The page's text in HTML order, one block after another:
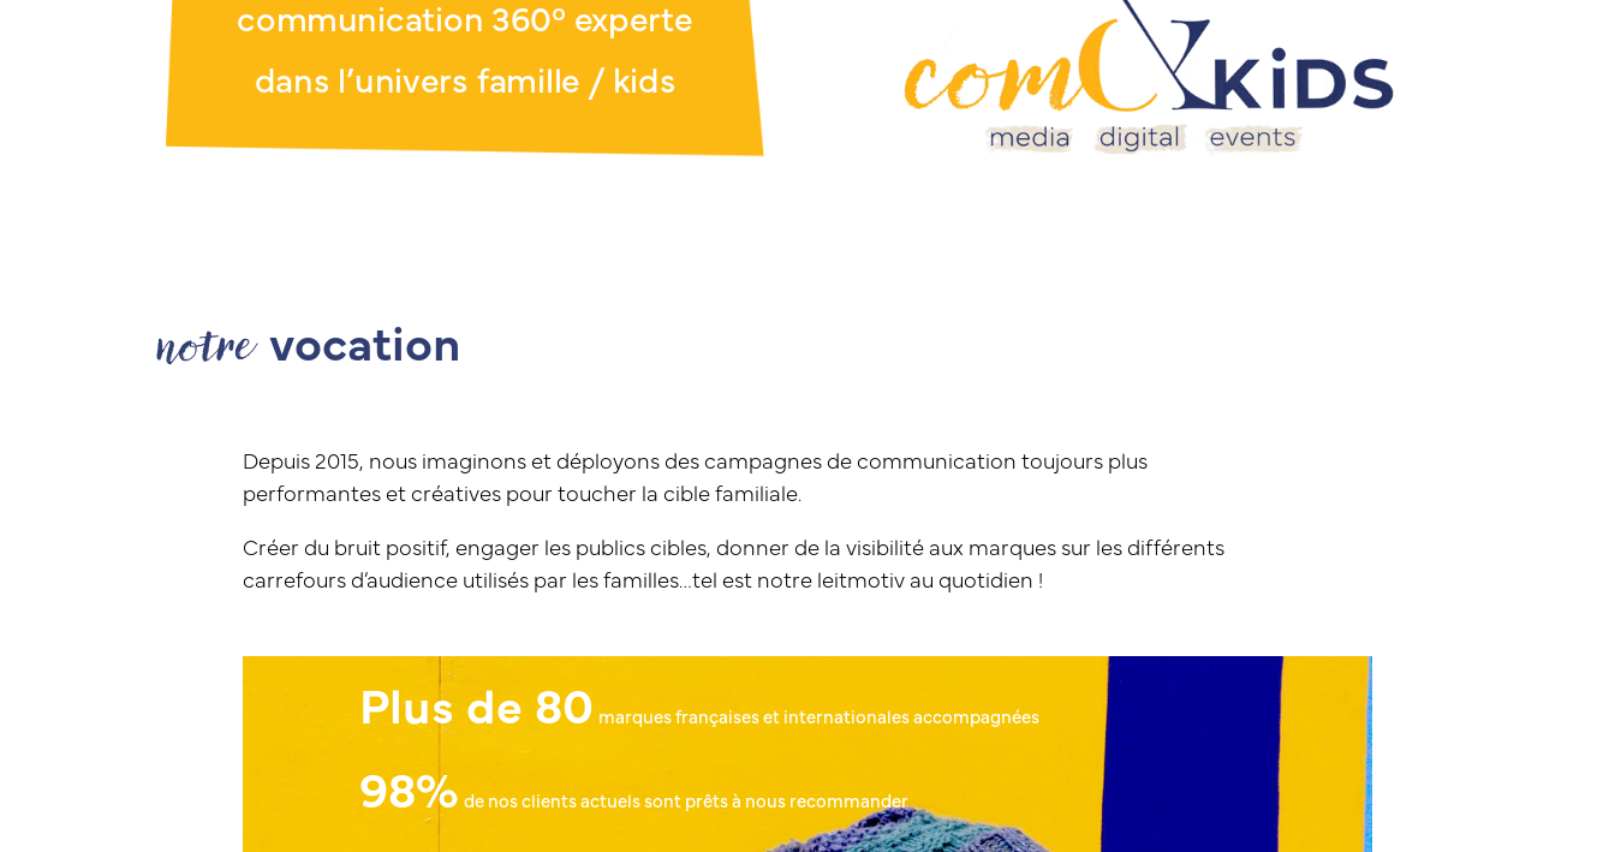
communication 360° experte
dans l’univers famille / kids
notre vocation
Depuis 2015, nous imaginons et déployons des campagnes de communication toujours plus
performantes et créatives pour toucher la cible familiale.
Créer du bruit positif, engager les publics cibles, donner de la visibilité aux marques sur les différents
carrefours d’audience utilisés par les familles…tel est notre leitmotiv au quotidien !
Plus de 80 marques françaises et internationales accompagnées
98% de nos clients actuels sont prêts à nous recommander